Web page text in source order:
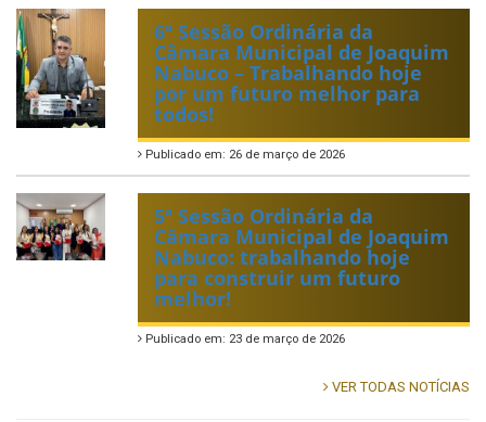
6ª Sessão Ordinária da
Câmara Municipal de Joaquim
Nabuco – Trabalhando hoje
por um futuro melhor para
todos!
Publicado em: 26 de março de 2026
5ª Sessão Ordinária da
Câmara Municipal de Joaquim
Nabuco: trabalhando hoje
para construir um futuro
melhor!
Publicado em: 23 de março de 2026
VER TODAS NOTÍCIAS